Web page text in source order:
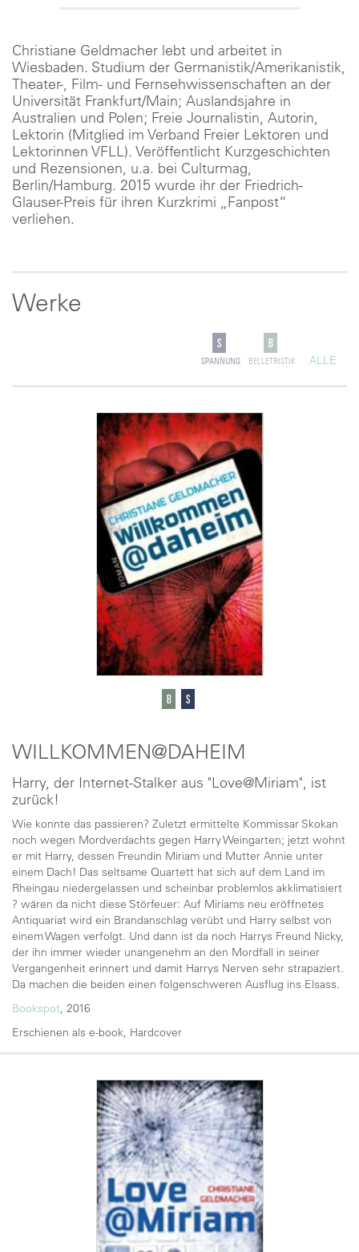
Christiane Geldmacher lebt und arbeitet in
Wiesbaden. Studium der Germanistik/Amerikanistik,
Theater-, Film- und Fernsehwissenschaften an der
Universität Frankfurt/Main; Auslandsjahre in
Australien und Polen; Freie Journalistin, Autorin,
Lektorin (Mitglied im Verband Freier Lektoren und
Lektorinnen VFLL). Veröffentlicht Kurzgeschichten
und Rezensionen, u.a. bei Culturmag,
Berlin/Hamburg. 2015 wurde ihr der Friedrich-
Glauser-Preis für ihren Kurzkrimi „Fanpost“
verliehen.
Werke
SPANNUNG BELLETRISTIK ALLE
WILLKOMMEN@DAHEIM
Harry, der Internet-Stalker aus "Love@Miriam", ist
zurück!
Wie konnte das passieren? Zuletzt ermittelte Kommissar Skokan
noch wegen Mordverdachts gegen Harry Weingarten; jetzt wohnt
er mit Harry, dessen Freundin Miriam und Mutter Annie unter
einem Dach! Das seltsame Quartett hat sich auf dem Land im
Rheingau niedergelassen und scheinbar problemlos akklimatisiert
? wären da nicht diese Störfeuer: Auf Miriams neu eröffnetes
Antiquariat wird ein Brandanschlag verübt und Harry selbst von
einem Wagen verfolgt. Und dann ist da noch Harrys Freund Nicky,
der ihn immer wieder unangenehm an den Mordfall in seiner
Vergangenheit erinnert und damit Harrys Nerven sehr strapaziert.
Da machen die beiden einen folgenschweren Ausflug ins Elsass.
Bookspot, 2016
Erschienen als e-book, Hardcover